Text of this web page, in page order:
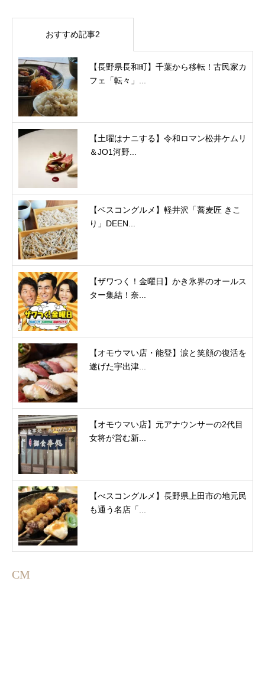
おすすめ記事2
【長野県長和町】千葉から移転！古民家カ
フェ「転々」...
【土曜はナニする】令和ロマン松井ケムリ
＆JO1河野...
【ベスコングルメ】軽井沢「蕎麦匠 きこ
り」DEEN...
【ザワつく！金曜日】かき氷界のオールス
ター集結！奈...
【オモウマい店・能登】涙と笑顔の復活を
遂げた宇出津...
【オモウマい店】元アナウンサーの2代目
女将が営む新...
【べスコングルメ】長野県上田市の地元民
も通う名店「...
CM